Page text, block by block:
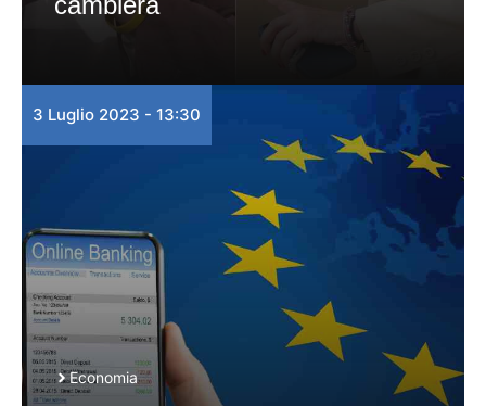
3 Luglio 2023 - 13:30
Economia